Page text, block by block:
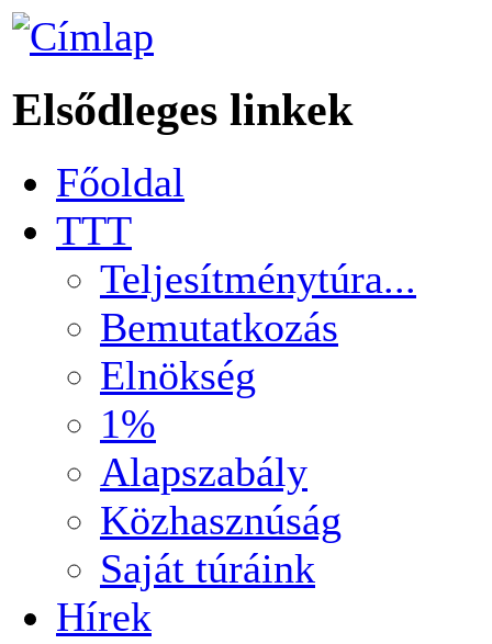
Elsődleges linkek
Főoldal
TTT
Teljesítménytúra...
Bemutatkozás
Elnökség
1%
Alapszabály
Közhasznúság
Saját túráink
Hírek